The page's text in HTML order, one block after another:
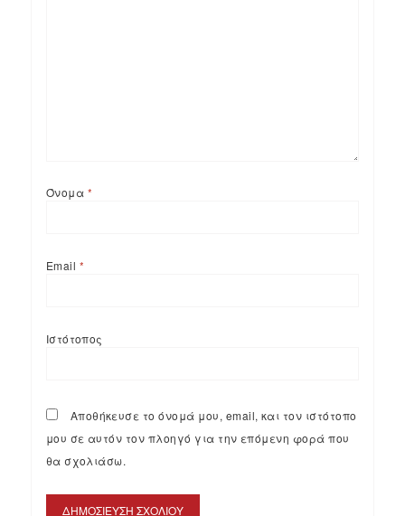
Όνομα *
Email *
Ιστότοπος
Αποθήκευσε το όνομά μου, email, και τον ιστότοπο
μου σε αυτόν τον πλοηγό για την επόμενη φορά που
θα σχολιάσω.